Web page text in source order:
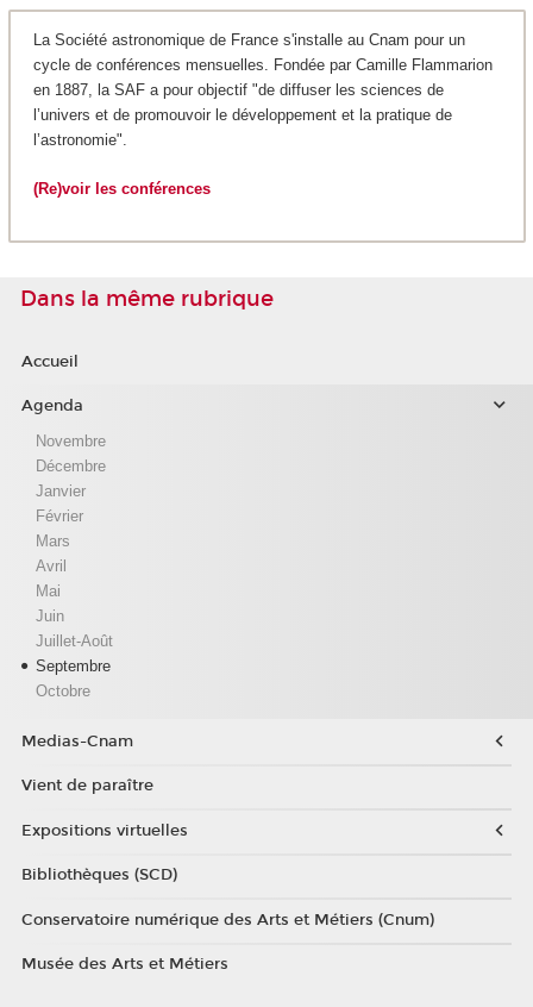
La Société astronomique de France s'installe au Cnam pour un
cycle de conférences mensuelles. Fondée par Camille Flammarion
en 1887, la SAF a pour objectif "de diffuser les sciences de
l’univers et de promouvoir le développement et la pratique de
l’astronomie".
(Re)voir les conférences
Dans la même rubrique
Accueil
Agenda
Novembre
Décembre
Janvier
Février
Mars
Avril
Mai
Juin
Juillet-Août
Septembre
Octobre
Medias-Cnam
Vient de paraître
Expositions virtuelles
Bibliothèques (SCD)
Conservatoire numérique des Arts et Métiers (Cnum)
Musée des Arts et Métiers